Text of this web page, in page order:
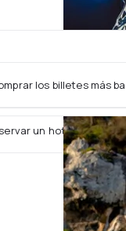
los billetes más
un hotel junto con